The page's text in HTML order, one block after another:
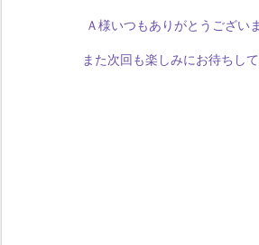
Ａ様いつもありがとうござい
また次回も楽しみにお待ちし